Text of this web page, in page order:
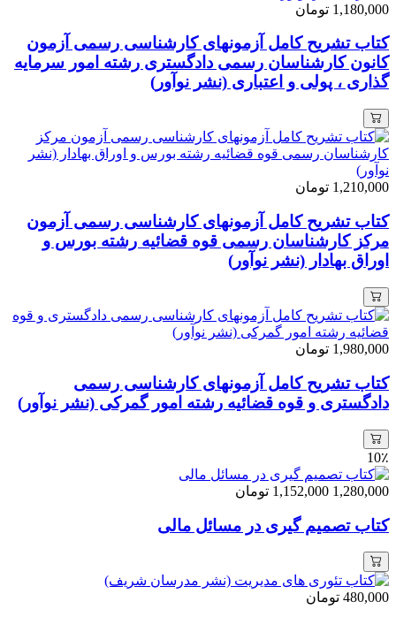
1,180,000 تومان
کتاب تشریح کامل آزمونهای کارشناسی رسمی آزمون
کانون کارشناسان رسمی دادگستری رشته امور سرمایه
گذاری ، پولی و اعتباری (نشر نوآور)
1,210,000 تومان
کتاب تشریح کامل آزمونهای کارشناسی رسمی آزمون
مرکز کارشناسان رسمی قوه قضائیه رشته بورس و
اوراق بهادار (نشر نوآور)
1,980,000 تومان
کتاب تشریح کامل آزمونهای کارشناسی رسمی
دادگستری و قوه قضائیه رشته امور گمرکی (نشر نوآور)
10٪
1,280,000
1,152,000 تومان
کتاب تصمیم گیری در مسائل مالی
480,000 تومان